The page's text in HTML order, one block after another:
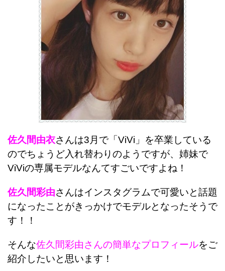
佐久間由衣さんは3月で「ViVi」を卒業している
のでちょうど入れ替わりのようですが、姉妹で
ViViの専属モデルなんてすごいですよね！
佐久間彩由さんはインスタグラムで可愛いと話題
になったことがきっかけでモデルとなったそうで
す！！
そんな佐久間彩由さんの簡単なプロフィールをご
紹介したいと思います！